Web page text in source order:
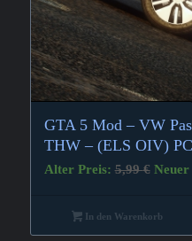
GTA 5 Mod – VW
THW – (ELS OIV)
Alter Preis: 5,99€ Neuer
In den Warenkorb